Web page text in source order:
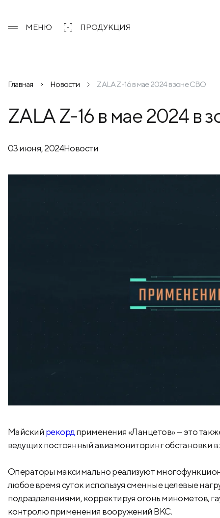
МЕНЮ ПРОДУКЦИЯ
Главная Новости ZALA Z-16 в мае 2024 в зоне СВО
ZALA Z-16 в мае 2024 в
03 июня, 2024Новости
Майский рекордприменения «Ланцетов» — это
ведущих постоянный авиамониторинг обстановки
Операторы максимально реализуют
любое время суток используя сменные целевые
подразделениями, корректируя огонь минометов,
контролю применения вооружений ВКС.